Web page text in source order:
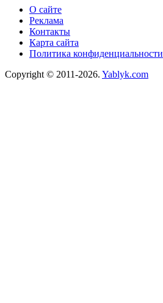
О сайте
Реклама
Контакты
Карта сайта
Политика конфиденциальности
Copyright © 2011-2026. Yablyk.сom